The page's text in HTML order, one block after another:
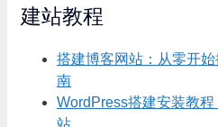
建站教程
搭建博客网站：从零开
南
WordPress搭建安装教
站